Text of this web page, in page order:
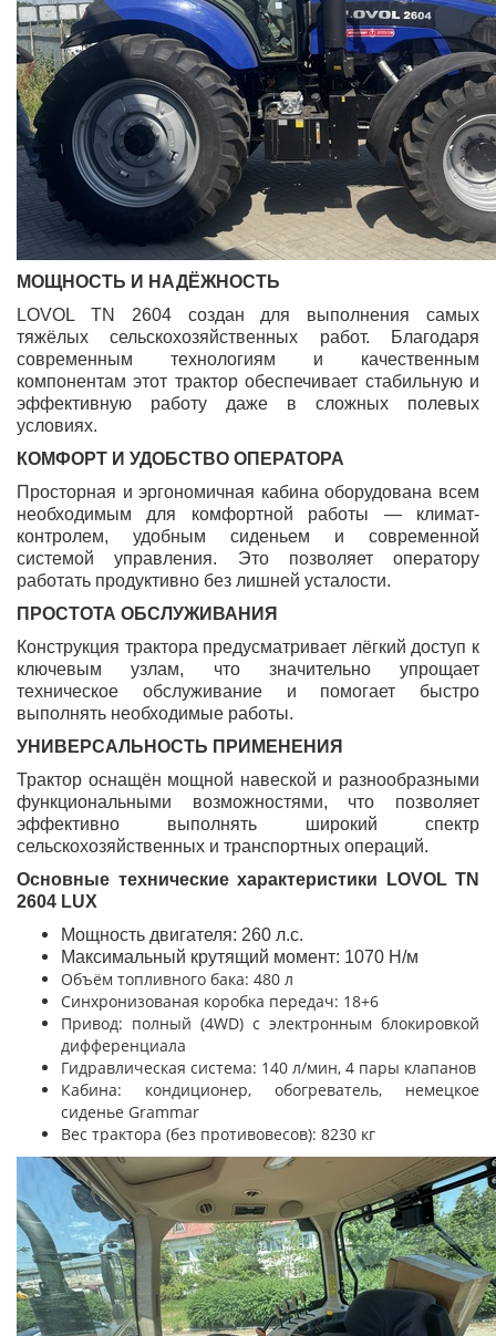
МОЩНОСТЬ И НАДЁЖНОСТЬ
LOVOL TN 2604 создан для выполнения самых
тяжёлых сельскохозяйственных работ. Благодаря
современным технологиям и качественным
компонентам этот трактор обеспечивает стабильную и
эффективную работу даже в сложных полевых
условиях.
КОМФОРТ И УДОБСТВО ОПЕРАТОРА
Просторная и эргономичная кабина оборудована всем
необходимым для комфортной работы — климат-
контролем, удобным сиденьем и современной
системой управления. Это позволяет оператору
работать продуктивно без лишней усталости.
ПРОСТОТА ОБСЛУЖИВАНИЯ
Конструкция трактора предусматривает лёгкий доступ к
ключевым узлам, что значительно упрощает
техническое обслуживание и помогает быстро
выполнять необходимые работы.
УНИВЕРСАЛЬНОСТЬ ПРИМЕНЕНИЯ
Трактор оснащён мощной навеской и разнообразными
функциональными возможностями, что позволяет
эффективно выполнять широкий спектр
сельскохозяйственных и транспортных операций.
Основные технические характеристики LOVOL TN
2604 LUX
Мощность двигателя: 260 л.с.
Максимальный крутящий момент: 1070 Н/м
Объём топливного бака: 480 л
Синхронизованая коробка передач: 18+6
Привод: полный (4WD) с электронным блокировкой
дифференциала
Гидравлическая система: 140 л/мин, 4 пары клапанов
Кабина: кондиционер, обогреватель, немецкое
сиденье Grammar
Вес трактора (без противовесов): 8230 кг